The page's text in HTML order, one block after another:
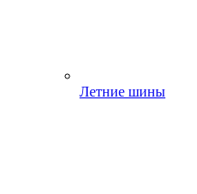
Летние шины